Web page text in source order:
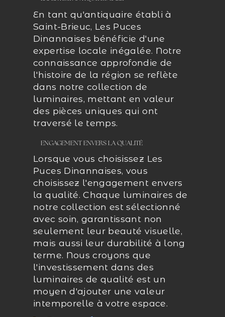
En tant qu'antiquaire établi à
Saint-Brieuc, Les Puces
Dinannaises bénéficie d'une
expertise locale inégalée. Notre
connaissance approfondie de
l'histoire de la région se reflète
dans notre collection de
luminaires, mettant en valeur
des pièces uniques qui ont
traversé le temps.
ENGAGEMENT ENVERS LA QUALITÉ
Lorsque vous choisissez Les
Puces Dinannaises, vous
choisissez l'engagement envers
la qualité. Chaque luminaires de
notre collection est sélectionné
avec soin, garantissant non
seulement leur beauté visuelle,
mais aussi leur durabilité à long
terme. Nous croyons que
l'investissement dans des
luminaires de qualité est un
moyen d'ajouter une valeur
intemporelle à votre espace.